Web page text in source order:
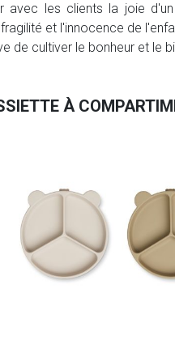
avec les clients la joie
et l'innocence de
de cultiver le bonheur et le
À